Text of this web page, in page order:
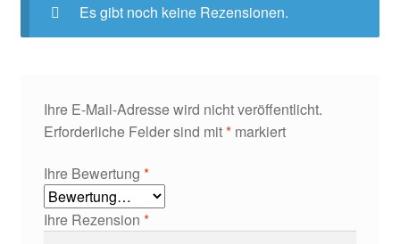
Es gibt noch keine Rezensionen.
Ihre E-Mail-Adresse wird nicht veröffentlicht.
Erforderliche Felder sind mit*markiert
Ihre Bewertung *
Ihre Rezension *